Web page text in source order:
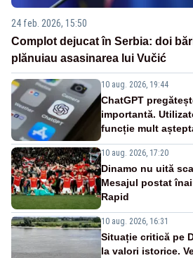
24 feb. 2026, 15:50
Complot dejucat în Serbia: doi
plănuiau asasinarea lui Vučić
10 aug. 2026, 19:44
ChatGPT
importantă.
funcție mult
10 aug. 2026, 17:20
Dinamo nu uită
Mesajul postat
Rapid
10 aug. 2026, 16:31
Situație critică pe
la valori istorice.